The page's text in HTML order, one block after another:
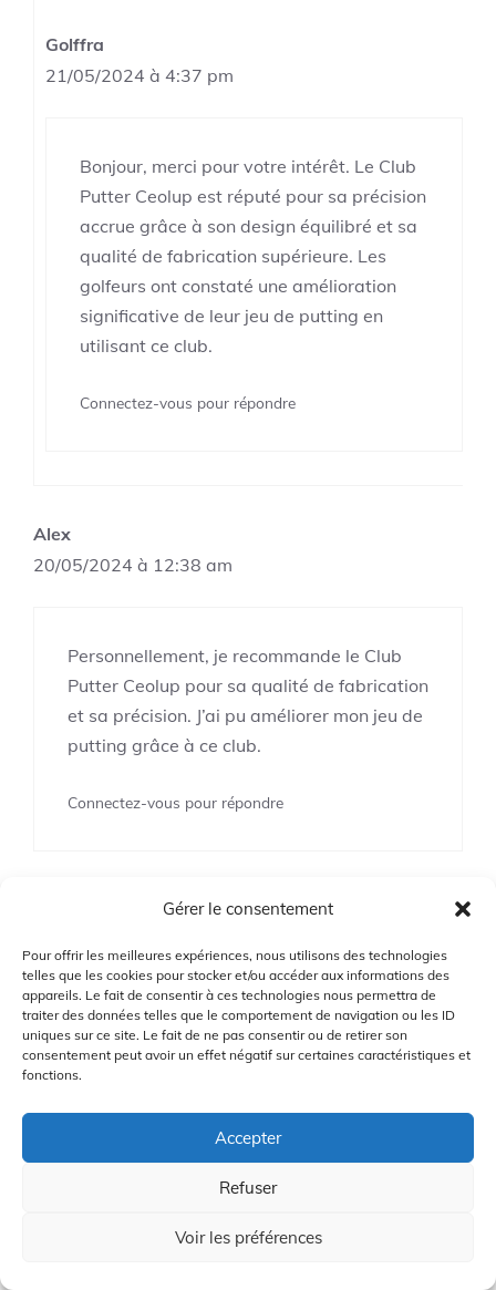
Gérer le consentement
Pour offrir les meilleures expériences, nous utilisons des technologies
telles que les cookies pour stocker et/ou accéder aux informations des
appareils. Le fait de consentir à ces technologies nous permettra de
traiter des données telles que le comportement de navigation ou les ID
uniques sur ce site. Le fait de ne pas consentir ou de retirer son
consentement peut avoir un effet négatif sur certaines caractéristiques et
fonctions.
Accepter
Refuser
Voir les préférences
Golffra
21/05/2024 à 4:37 pm
Bonjour, merci pour votre intérêt. Le Club
Putter Ceolup est réputé pour sa précision
accrue grâce à son design équilibré et sa
qualité de fabrication supérieure. Les
golfeurs ont constaté une amélioration
significative de leur jeu de putting en
utilisant ce club.
Connectez-vous pour répondre
Alex
20/05/2024 à 12:38 am
Personnellement, je recommande le Club
Putter Ceolup pour sa qualité de fabrication
et sa précision. J’ai pu améliorer mon jeu de
putting grâce à ce club.
Connectez-vous pour répondre
20/05/2024 à 11:10 am
J’ai personnellement testé le putter de
LEAGY sur le terrain et j’ai été impressionné
par sa polyvalence et sa facilité
d’ajustement. Cela pourrait être un bon